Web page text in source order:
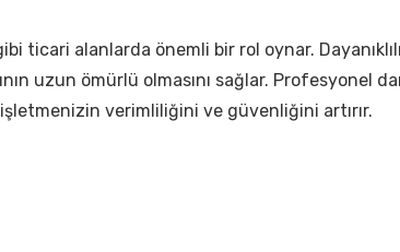
ticari alanlarda önemli bir rol oynar.
uzun ömürlü olmasını sağlar. Profesyonel
verimliliğini ve güvenliğini artırır.